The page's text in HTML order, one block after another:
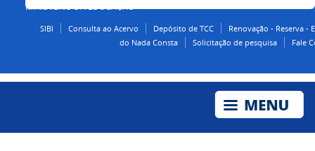
MINISTÉRIO DA EDUCAÇÃO
SIBI Consulta ao Acervo Depósito de TCC
Renovação - Reserva -
do Nada Consta
Solicitação de pesquisa Fale